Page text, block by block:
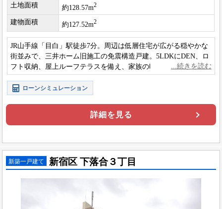
土地面積
約128.57m2
建物面積 約127.52m2
JR山手線「目白」駅徒歩7分。周辺は低層住宅が広がる穏やかな
街並みで、三井ホーム旧施工の免震構造戸建。5LDKにDEN、ロ
フト収納、屋上ルーフテラスを備え、家族の時間と個々のプラ
イベート空間を両立できる住まいです。
ローンシミュレーション
詳細を見る
新築一戸建て 新宿区 下落合３丁目